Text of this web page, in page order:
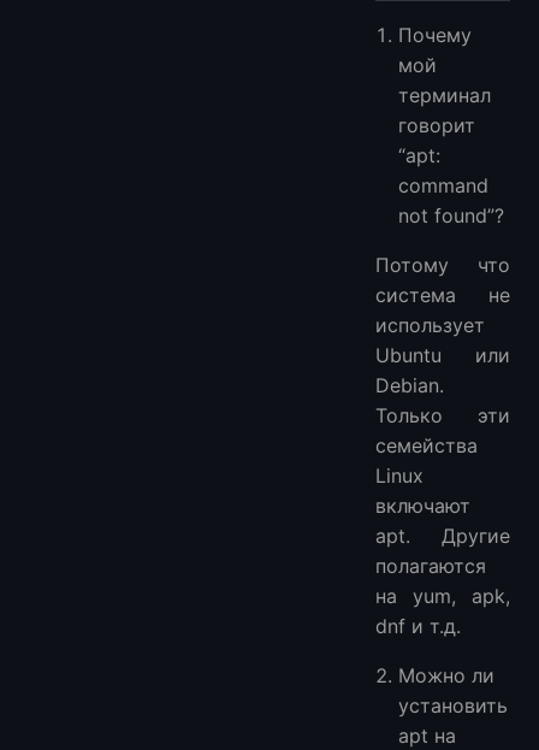
Почему
мой
терминал
говорит
“apt:
command
not found”?
Потому что
система не
использует
Ubuntu или
Debian.
Только эти
семейства
Linux
включают
apt. Другие
полагаются
на yum, apk,
dnf и т.д.
Можно ли
установить
apt на